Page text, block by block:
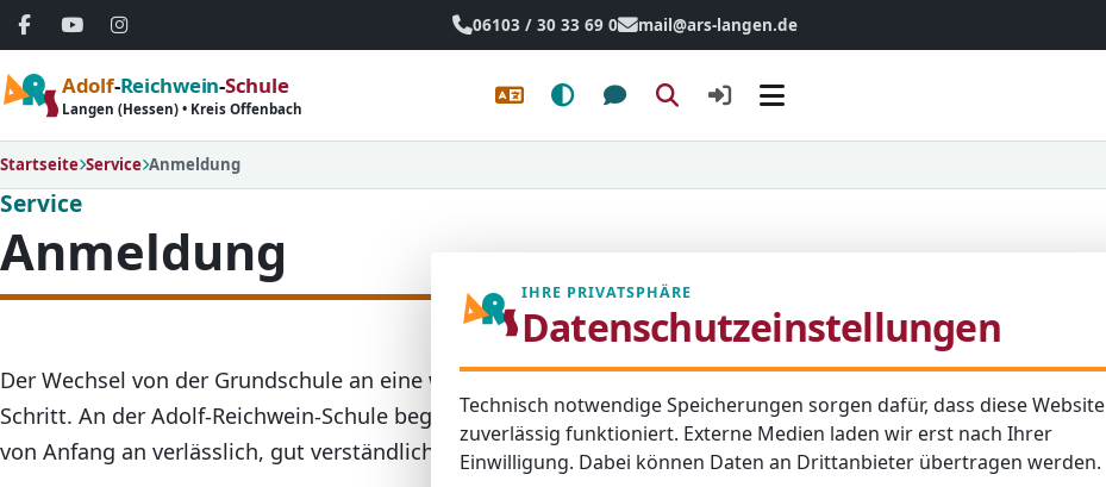
06103 / 30 33 69 0 mail@ars-langen.de
Adolf-Reichwein-Schule
Langen (Hessen) • Kreis Offenbach
Menü
Startseite Service Anmeldung
Service
Anmeldung
Der Wechsel von der Grundschule an eine weiterführende Schule ist ein großer
Schritt. An der Adolf-Reichwein-Schule begleiten wir Kinder und Eltern deshalb
von Anfang an verlässlich, gut verständlich und mit festen Ansprechpersonen.
IHRE PRIVATSPHÄRE
Datenschutzeinstellungen
Technisch notwendige Speicherungen sorgen dafür, dass diese Website
zuverlässig funktioniert. Externe Medien laden wir erst nach Ihrer
Einwilligung. Dabei können Daten an Drittanbieter übertragen werden.